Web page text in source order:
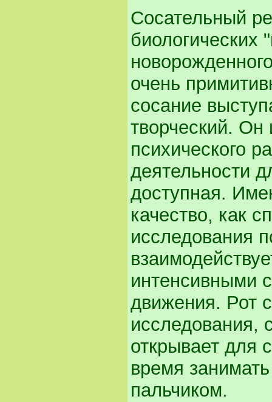
Сосательный
биологических
очень
сосание
творческий.
психического
деятельности
доступная.
качество, как
исследования
интенсивными
движения. Рот
исследования,
открывает для
время
пальчиком.